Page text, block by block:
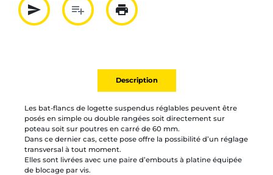
send
Partager par mail
playlist_add
Ajouter à la liste
print
Imprimer
Description
Les bat-flancs de logette suspendus réglables peuvent être
posés en simple ou double rangées soit directement sur
poteau soit sur poutres en carré de 60 mm.
Dans ce dernier cas, cette pose offre la possibilité d’un réglage
transversal à tout moment.
Elles sont livrées avec une paire d’embouts à platine équipée
de blocage par vis.